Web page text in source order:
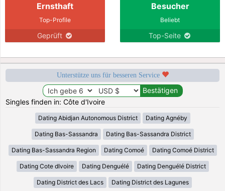
Ernsthaft
Top-Profile
Geprüft
Besucher
Beliebt
Top-Seite
Unterstütze uns für besseren Service
Singles finden in: Côte d'Ivoire
Dating Abidjan Autonomous District Dating Agnéby
Dating Bas-Sassandra Dating Bas-Sassandra District
Dating Bas-Sassandra Region Dating Comoé Dating Comoé District
Dating Cote dIvoire Dating Denguélé Dating Denguélé District
Dating District des Lacs Dating District des Lagunes